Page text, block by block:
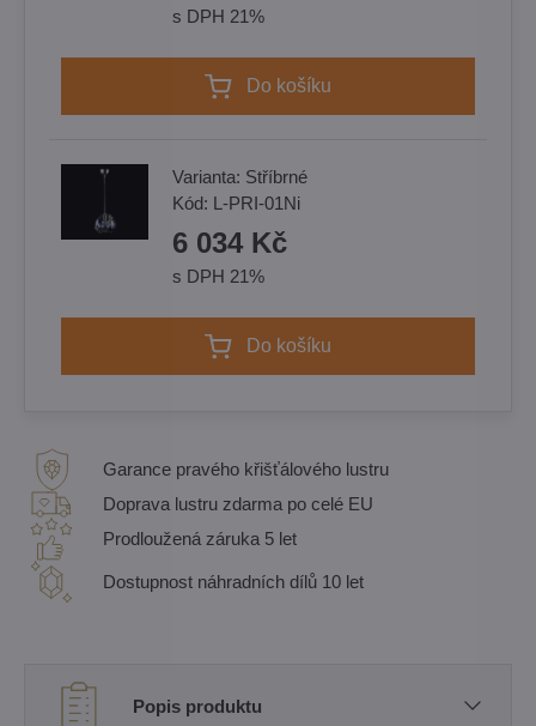
s DPH 21%
Do košíku
Varianta: Stříbrné
Kód: L-PRI-01Ni
6 034 Kč
s DPH 21%
Do košíku
Garance pravého křišťálového lustru
Doprava lustru zdarma po celé EU
Prodloužená záruka 5 let
Dostupnost náhradních dílů 10 let
Popis produktu